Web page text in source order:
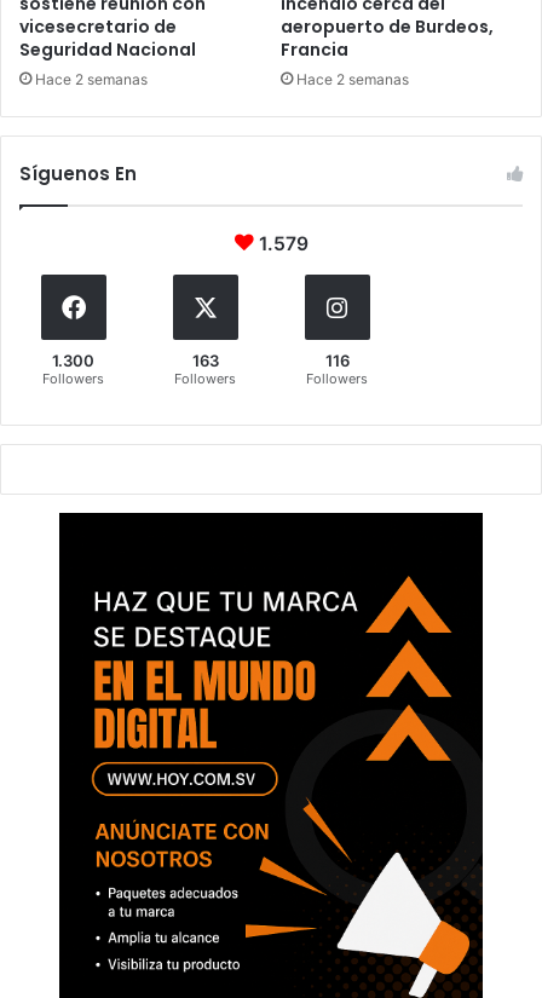
vicesecretario de
Seguridad Nacional
Hace 2 semanas
aeropuerto de Burdeos,
Francia
Hace 2 semanas
Síguenos En
1.579
1.300
Followers
163
Followers
116
Followers